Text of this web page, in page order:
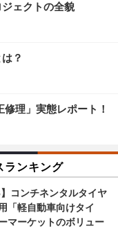
ェクトの全貌
？
理」実態レポート！
ランキング
コンチネンタルタイヤ
「軽自動車向けタイ
マーケットのボリュー